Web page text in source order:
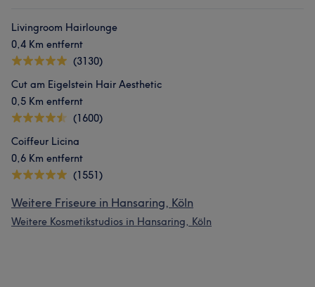
Livingroom Hairlounge
0,4 Km entfernt
(3130)
Cut am Eigelstein Hair Aesthetic
0,5 Km entfernt
(1600)
Coiffeur Licina
0,6 Km entfernt
(1551)
Weitere Friseure in Hansaring, Köln
Weitere Kosmetikstudios in Hansaring, Köln